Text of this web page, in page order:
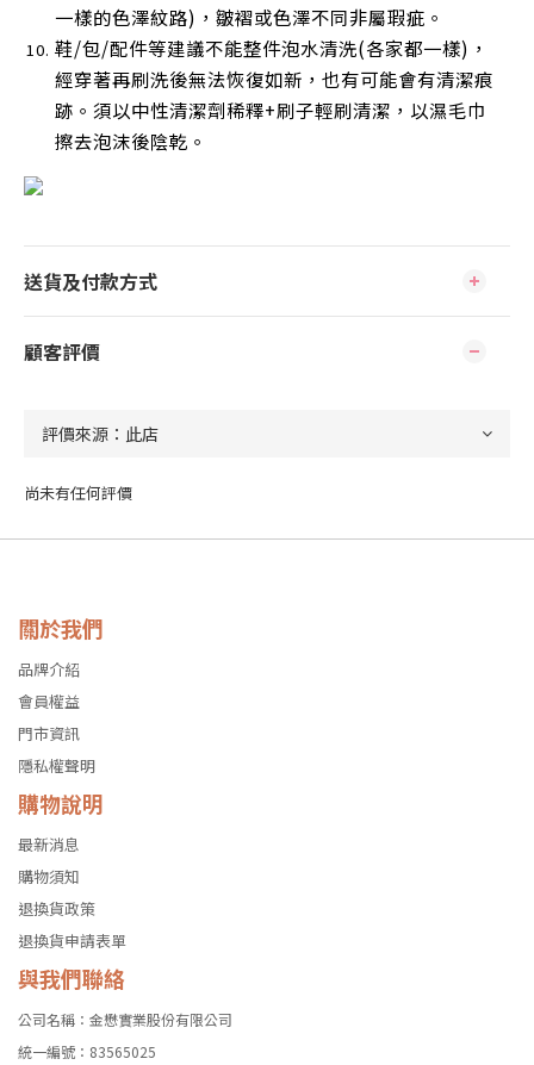
一樣的色澤紋路)，皺褶或色澤不同非屬瑕疵。
鞋/包/配件等建議不能整件泡水清洗(各家都一樣)，
經穿著再刷洗後無法恢復如新，也有可能會有清潔痕
跡。須以中性清潔劑稀釋+刷子輕刷清潔，以濕毛巾
擦去泡沫後陰乾 。
送貨及付款方式
顧客評價
尚未有任何評價
關於我們
品牌介紹
會員權益
門市資訊
隱私權聲明
購物說明
最新消息
購物須知
退換貨政策
退換貨申請表單
與我們聯絡
公司名稱：金懋實業股份有限公司
統一編號：83565025